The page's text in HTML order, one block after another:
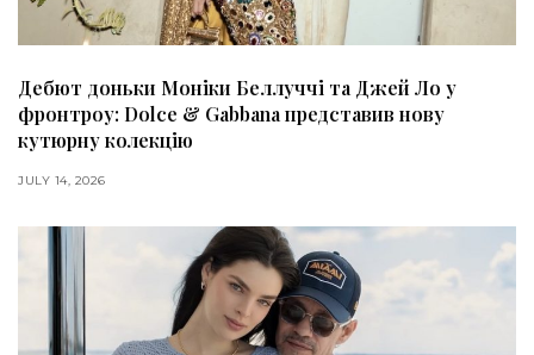
Дебют доньки Моніки Беллуччі та Джей Ло у
фронтроу: Dolce & Gabbana представив нову
кутюрну колекцію
JULY 14, 2026